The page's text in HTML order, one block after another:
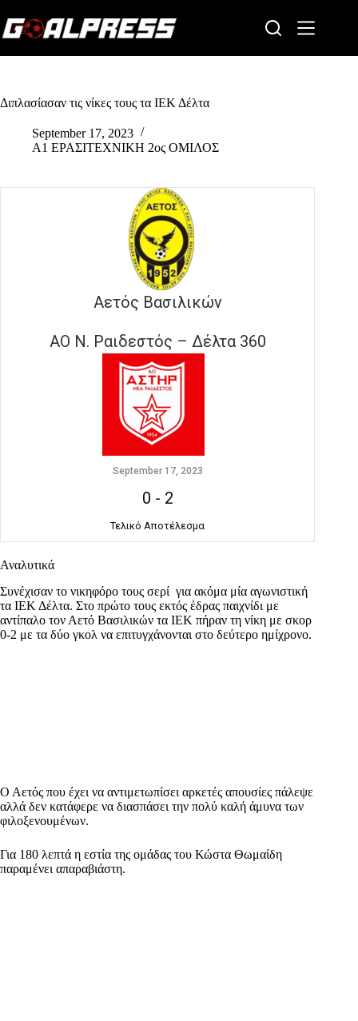
to
content
Διπλασίασαν τις νίκες τους τα ΙΕΚ Δέλτα
September 17, 2023
Α1 ΕΡΑΣΙΤΕΧΝΙΚΗ 2ος ΟΜΙΛΟΣ
Αετός Βασιλικών
ΑΟ Ν. Ραιδεστός – Δέλτα 360
September 17, 2023
0 - 2
Τελικό Αποτέλεσμα
Αναλυτικά
Συνέχισαν το νικηφόρο τους σερί για ακόμα μία αγωνιστική
τα ΙΕΚ Δέλτα. Στο πρώτο τους εκτός έδρας παιχνίδι με
αντίπαλο τον Αετό Βασιλικών τα ΙΕΚ πήραν τη νίκη με σκορ
0-2 με τα δύο γκολ να επιτυγχάνονται στο δεύτερο ημίχρονο.
Ο Αετός που έχει να αντιμετωπίσει αρκετές απουσίες πάλεψε
αλλά δεν κατάφερε να διασπάσει την πολύ καλή άμυνα των
φιλοξενουμένων.
Για 180 λεπτά η εστία της ομάδας του Κώστα Θωμαίδη
παραμένει απαραβιάστη.